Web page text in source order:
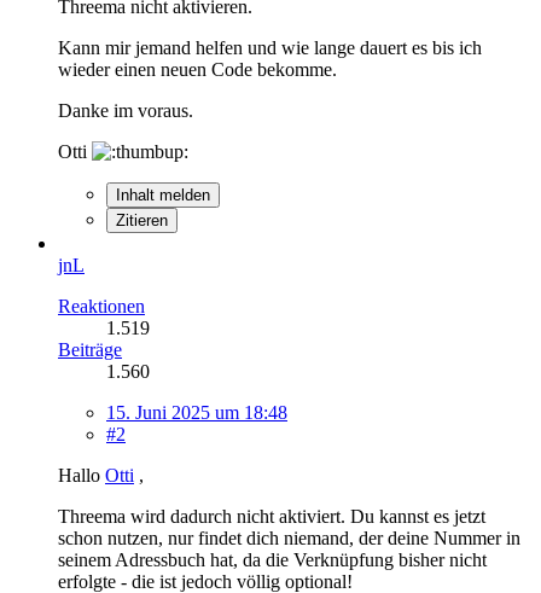
Threema nicht aktivieren.
Kann mir jemand helfen und wie lange dauert es bis ich
wieder einen neuen Code bekomme.
Danke im voraus.
Otti
Inhalt melden
Zitieren
jnL
Reaktionen
1.519
Beiträge
1.560
15. Juni 2025 um 18:48
#2
Hallo Otti ,
Threema wird dadurch nicht aktiviert. Du kannst es jetzt
schon nutzen, nur findet dich niemand, der deine Nummer in
seinem Adressbuch hat, da die Verknüpfung bisher nicht
erfolgte - die ist jedoch völlig optional!